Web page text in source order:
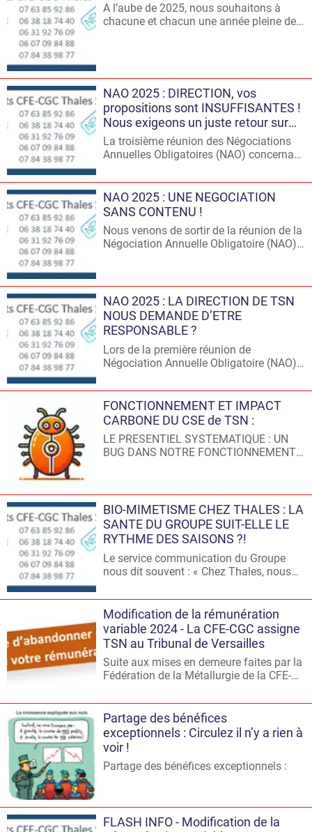
l'ensemble des salariés.
A l’aube de 2025, nous souhaitons à
chacune et chacun une année pleine de
NAO 2025 : DIRECTION, vos
propositions sont INSUFFISANTES !
Nous exigeons un juste retour sur
les résultats de TSN !
La troisième réunion des Négociations
Annuelles Obligatoires (NAO) concernant
(€) s’est tenue ce mercredi 18 décembre
2024 entre la Direction de TSN et vos
Organisations Syndicales pour
argumenter nos propositions sur les
augmentations à vous attribuer.
NAO 2025 : UNE NEGOCIATION
SANS CONTENU !
Nous venons de sortir de la réunion de la
Négociation Annuelle Obligatoire (NAO)
NAO 2025 : LA DIRECTION DE TSN
NOUS DEMANDE D’ETRE
RESPONSABLE ?
Lors de la première réunion de
Négociation Annuelle Obligatoire (NAO)
présenté le bilan 2024 (Effectifs,
Statistiques de rémunérations, Bilan de
la politique salariale mise en œuvre sur
l’année écoulée) et la négociation 2025
(Situation économique et enjeux de la
société Thales Services Numériques,
FONCTIONNEMENT ET IMPACT
CARBONE DU CSE de TSN :
LE PRESENTIEL SYSTEMATIQUE : UN
BUG DANS NOTRE FONCTIONNEMENT !
BIO-MIMETISME CHEZ THALES : LA
SANTE DU GROUPE SUIT-ELLE LE
RYTHME DES SAISONS ?!
Le service communication du Groupe
nous dit souvent : « Chez Thales, nous
pour trouver l’inspiration ».
Modification de la rémunération
variable 2024 - La CFE-CGC assigne
TSN au Tribunal de Versailles
Suite aux mises en demeure faites par la
Fédération de la Métallurgie de la CFE-
Thales a tout simplement répondu :
Partage des bénéfices
exceptionnels : Circulez il n’y a rien à
voir !
Partage des bénéfices exceptionnels :
FLASH INFO - Modification de la